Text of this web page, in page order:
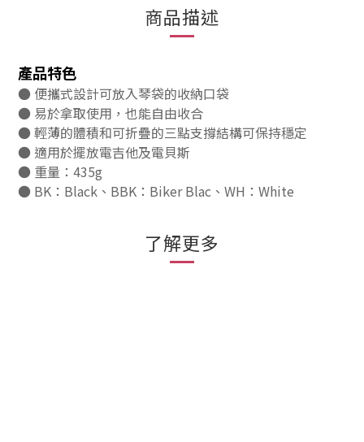
商品描述
產品特色
● 便攜式設計可放入琴袋的收納口袋
● 易於拿取使用，也能自由收合
● 輕薄的體積和可折疊的三點支撐結構可保持穩定
● 適用於擺放電吉他及電貝斯
● 重量：435g
● BK：Black、BBK：Biker Blac、WH：White
了解更多